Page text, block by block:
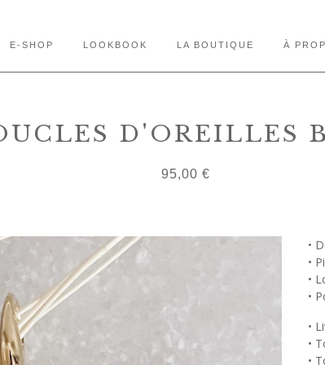
E-SHOP LOOKBOOK LA BOUTIQUE À
D'OREILLES
95,00 €
•
•
•
•
•
•
•